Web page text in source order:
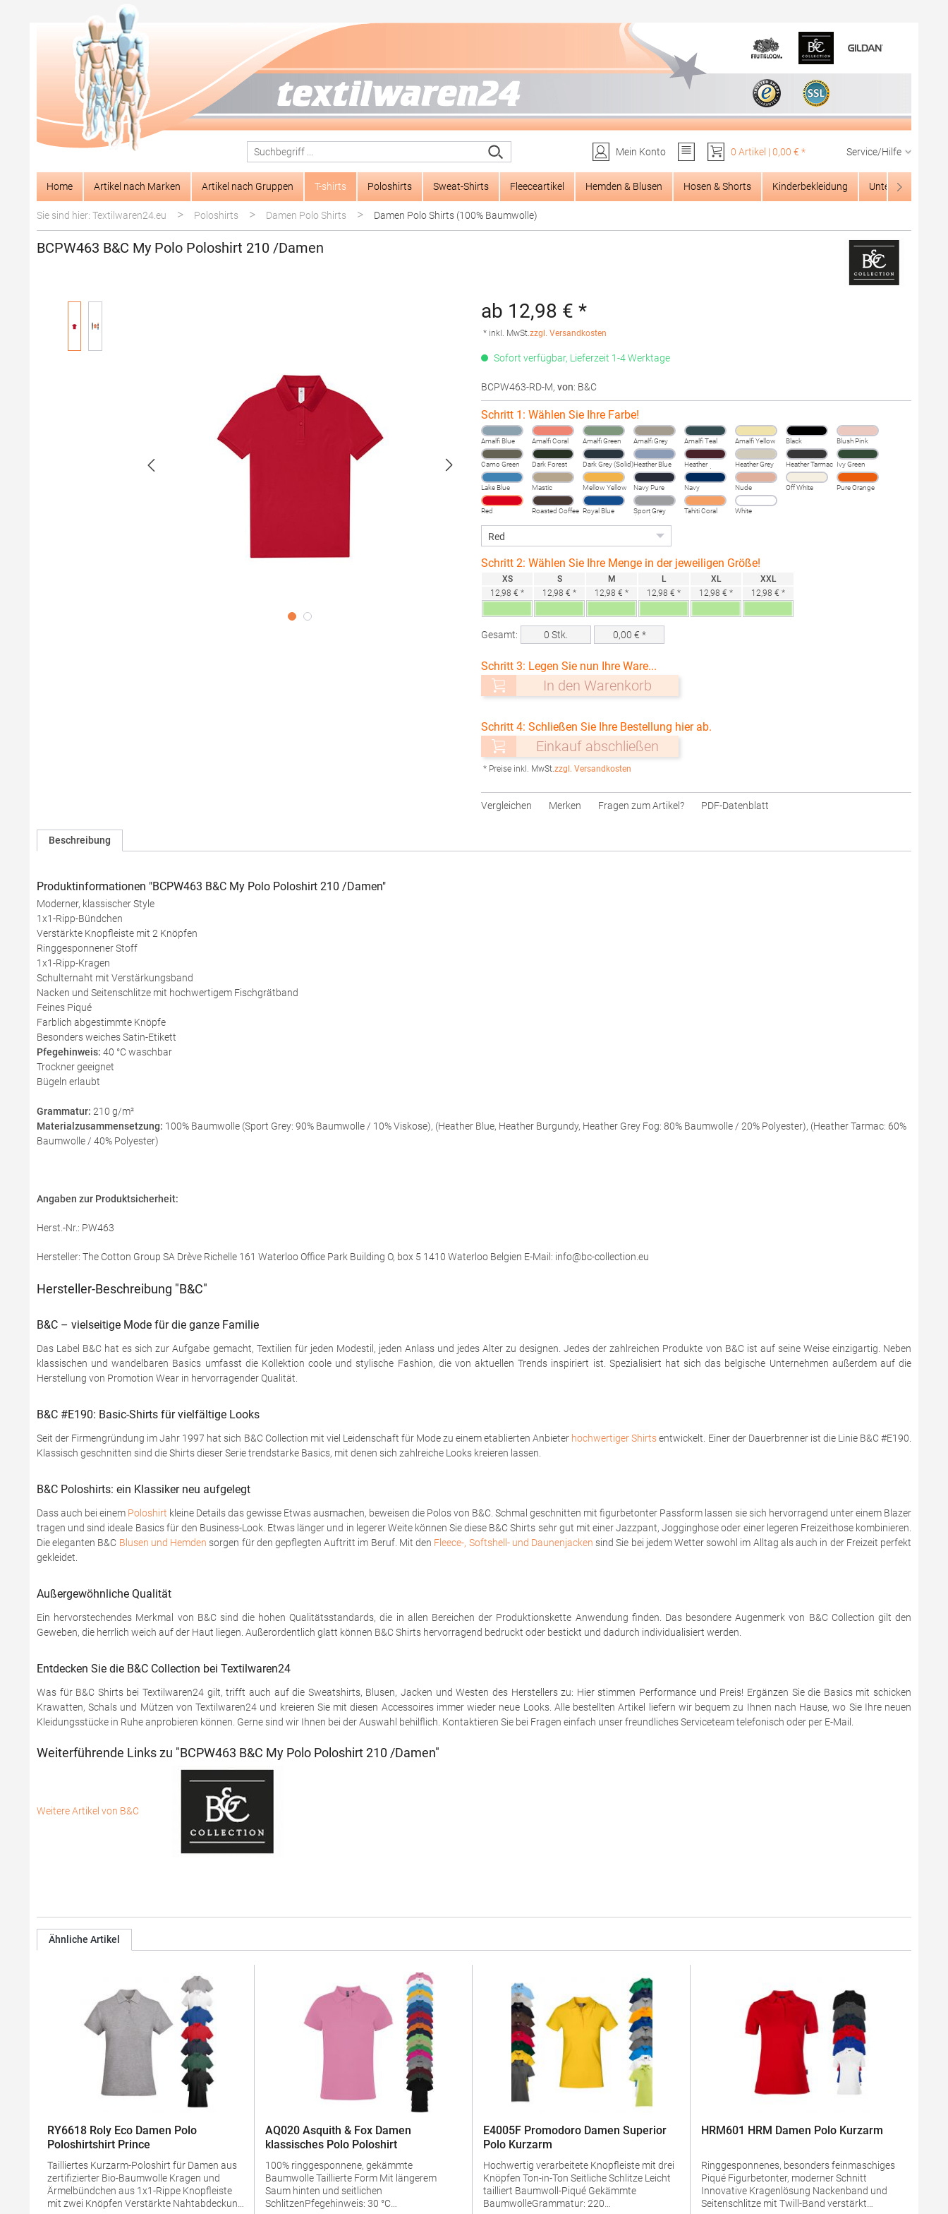
Zur Hauptnavigation springen
Mein Konto
0 Artikel | 0,00 € * Service/Hilfe
Home Artikel nach Marken Artikel nach Gruppen T-shirts Poloshirts Sweat-Shirts Fleeceartikel Hemden & Blusen Hosen & Shorts Kinderbekleidung Unterwäsche
Sie sind hier: Textilwaren24.eu > Poloshirts > Damen Polo Shirts > Damen Polo Shirts (100% Baumwolle)
BCPW463 B&C My Polo Poloshirt 210 /Damen
ab 12,98 € *
* inkl. MwSt.zzgl. Versandkosten
Sofort verfügbar, Lieferzeit 1-4 Werktage
BCPW463-RD-M, von: B&C
Schritt 1: Wählen Sie Ihre Farbe!
Amalfi Blue Amalfi Coral Amalfi Green Amalfi Grey Amalfi Teal Amalfi Yellow Black Blush Pink
Camo Green Dark Forest Dark Grey (Solid)Heather Blue
Heather
Burgundy
Heather Grey
Fog
Heather Tarmac Ivy Green
Lake Blue Mastic Mellow Yellow Navy Pure Navy Nude Off White Pure Orange
Red Roasted Coffee Royal Blue
Sport Grey
(Heather)
Tahiti Coral White
Schritt 2: Wählen Sie Ihre Menge in der jeweiligen Größe!
XS
12,98 € *
S
12,98 € *
M
12,98 € *
L
12,98 € *
XL
12,98 € *
XXL
12,98 € *
Gesamt: 0 Stk. 0,00 € *
Schritt 3: Legen Sie nun Ihre Ware...
In den Warenkorb
Schritt 4: Schließen Sie Ihre Bestellung hier ab.
Einkauf abschließen
* Preise inkl. MwSt.zzgl. Versandkosten
Vergleichen Merken Fragen zum Artikel? PDF-Datenblatt
Beschreibung
Produktinformationen "BCPW463 B&C My Polo Poloshirt 210 /Damen"
Moderner, klassischer Style
1x1-Ripp-Bündchen
Verstärkte Knopfleiste mit 2 Knöpfen
Ringgesponnener Stoff
1x1-Ripp-Kragen
Schulternaht mit Verstärkungsband
Nacken und Seitenschlitze mit hochwertigem Fischgrätband
Feines Piqué
Farblich abgestimmte Knöpfe
Besonders weiches Satin-Etikett
Pfegehinweis: 40 °C waschbar
Trockner geeignet
Bügeln erlaubt
Grammatur: 210 g/m²
Materialzusammensetzung: 100% Baumwolle (Sport Grey: 90% Baumwolle / 10% Viskose), (Heather Blue, Heather Burgundy, Heather Grey Fog: 80% Baumwolle / 20% Polyester), (Heather Tarmac: 60%
Baumwolle / 40% Polyester)
Angaben zur Produktsicherheit:
Herst.-Nr.: PW463
Hersteller: The Cotton Group SA Drève Richelle 161 Waterloo Office Park Building O, box 5 1410 Waterloo Belgien E-Mail: info@bc-collection.eu
Hersteller-Beschreibung "B&C"
B&C – vielseitige Mode für die ganze Familie
Das Label B&C hat es sich zur Aufgabe gemacht, Textilien für jeden Modestil, jeden Anlass und jedes Alter zu designen. Jedes der zahlreichen Produkte von B&C ist auf seine Weise einzigartig. Neben
klassischen und wandelbaren Basics umfasst die Kollektion coole und stylische Fashion, die von aktuellen Trends inspiriert ist. Spezialisiert hat sich das belgische Unternehmen außerdem auf die
Herstellung von Promotion Wear in hervorragender Qualität.
B&C #E190: Basic-Shirts für vielfältige Looks
Seit der Firmengründung im Jahr 1997 hat sich B&C Collection mit viel Leidenschaft für Mode zu einem etablierten Anbieter hochwertiger Shirtsentwickelt. Einer der Dauerbrenner ist die Linie B&C #E190.
Klassisch geschnitten sind die Shirts dieser Serie trendstarke Basics, mit denen sich zahlreiche Looks kreieren lassen.
B&C Poloshirts: ein Klassiker neu aufgelegt
Dass auch bei einem Poloshirt kleine Details das gewisse Etwas ausmachen, beweisen die Polos von B&C. Schmal geschnitten mit figurbetonter Passform lassen sie sich hervorragend unter einem Blazer
tragen und sind ideale Basics für den Business-Look. Etwas länger und in legerer Weite können Sie diese B&C Shirts sehr gut mit einer Jazzpant, Jogginghose oder einer legeren Freizeithose kombinieren.
Die eleganten B&C Blusen und Hemden sorgen für den gepflegten Auftritt im Beruf. Mit den Fleece-, Softshell- und Daunenjacken sind Sie bei jedem Wetter sowohl im Alltag als auch in der Freizeit perfekt
gekleidet.
Außergewöhnliche Qualität
Ein hervorstechendes Merkmal von B&C sind die hohen Qualitätsstandards, die in allen Bereichen der Produktionskette Anwendung finden. Das besondere Augenmerk von B&C Collection gilt den
Geweben, die herrlich weich auf der Haut liegen. Außerordentlich glatt können B&C Shirts hervorragend bedruckt oder bestickt und dadurch individualisiert werden.
Entdecken Sie die B&C Collection bei Textilwaren24
Was für B&C Shirts bei Textilwaren24 gilt, trifft auch auf die Sweatshirts, Blusen, Jacken und Westen des Herstellers zu: Hier stimmen Performance und Preis! Ergänzen Sie die Basics mit schicken
Krawatten, Schals und Mützen von Textilwaren24 und kreieren Sie mit diesen Accessoires immer wieder neue Looks. Alle bestellten Artikel liefern wir bequem zu Ihnen nach Hause, wo Sie Ihre neuen
Kleidungsstücke in Ruhe anprobieren können. Gerne sind wir Ihnen bei der Auswahl behilflich. Kontaktieren Sie bei Fragen einfach unser freundliches Serviceteam telefonisch oder per E-Mail.
Weiterführende Links zu "BCPW463 B&C My Polo Poloshirt 210 /Damen"
Weitere Artikel von B&C
Ähnliche Artikel
RY6618 Roly Eco Damen Polo
Poloshirtshirt Prince
Tailliertes Kurzarm-Poloshirt für Damen aus
zertifizierter Bio-Baumwolle Kragen und
Ärmelbündchen aus 1x1-Rippe Knopfleiste
mit zwei Knöpfen Verstärkte Nahtabdeckung
AQ020 Asquith & Fox Damen
klassisches Polo Poloshirt
100% ringgesponnene, gekämmte
Baumwolle Taillierte Form Mit längerem
Saum hinten und seitlichen
SchlitzenPfegehinweis: 30 °C
E4005F Promodoro Damen Superior
Polo Kurzarm
Hochwertig verarbeitete Knopfleiste mit drei
Knöpfen Ton-in-Ton Seitliche Schlitze Leicht
tailliert Baumwoll-Piqué Gekämmte
BaumwolleGrammatur: 220
HRM601 HRM Damen Polo Kurzarm
Ringgesponnenes, besonders feinmaschiges
Piqué Figurbetonter, moderner Schnitt
Innovative Kragenlösung Nackenband und
Seitenschlitze mit Twill-Band verstärkt